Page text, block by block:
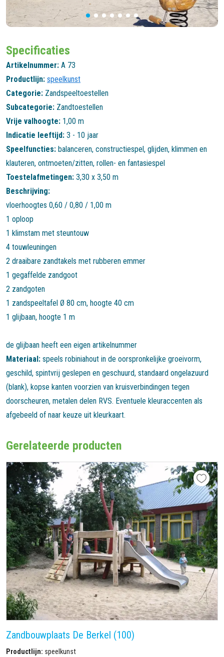
Specificaties
Artikelnummer: A 73
Productlijn: speelkunst
Categorie: Zandspeeltoestellen
Subcategorie: Zandtoestellen
Vrije valhoogte: 1,00 m
Indicatie leeftijd: 3 - 10 jaar
Speelfuncties: balanceren, constructiespel, glijden, klimmen en
klauteren, ontmoeten/zitten, rollen- en fantasiespel
Toestelafmetingen: 3,30 x 3,50 m
Beschrijving:
vloerhoogtes 0,60 / 0,80 / 1,00 m
1 oploop
1 klimstam met steuntouw
4 touwleuningen
2 draaibare zandtakels met rubberen emmer
1 gegaffelde zandgoot
2 zandgoten
1 zandspeeltafel Ø 80 cm, hoogte 40 cm
1 glijbaan, hoogte 1 m
de glijbaan heeft een eigen artikelnummer
Materiaal: speels robiniahout in de oorspronkelijke groeivorm,
geschild, spintvrij geslepen en geschuurd, standaard ongelazuurd
(blank), kopse kanten voorzien van kruisverbindingen tegen
doorscheuren, metalen delen RVS. Eventuele kleuraccenten als
afgebeeld of naar keuze uit kleurkaart.
Gerelateerde producten
Zandbouwplaats De Berkel (100)
Productlijn: speelkunst